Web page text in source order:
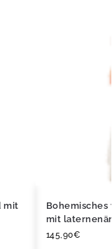
mit
mit
145,90€